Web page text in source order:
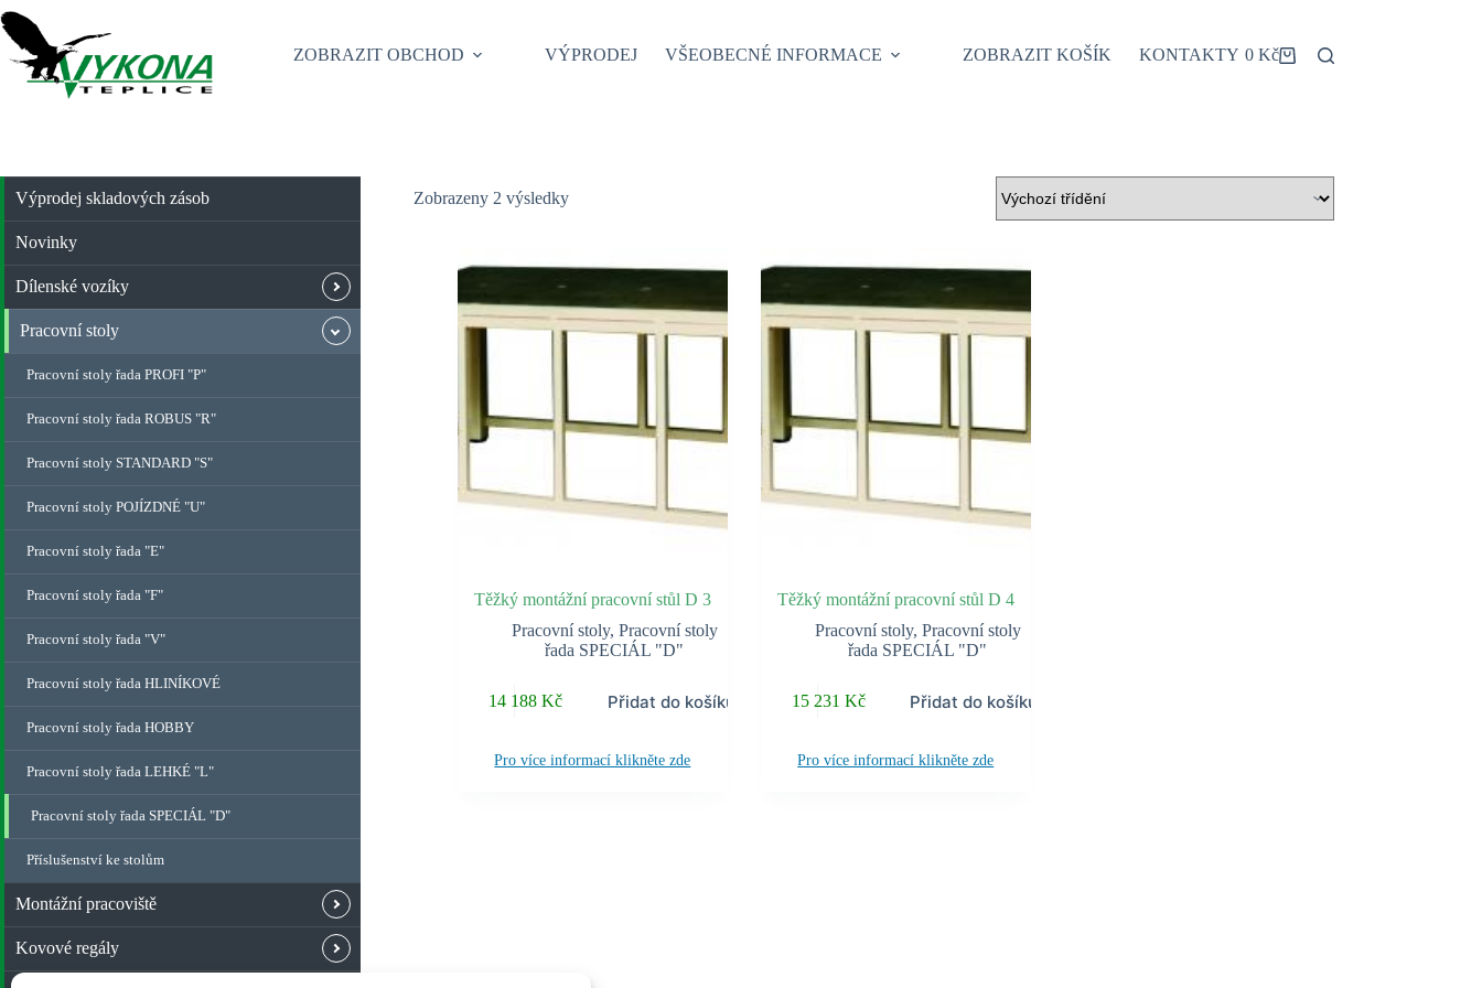
Skip
to
content
ZOBRAZIT OBCHOD VÝPRODEJ VŠEOBECNÉ INFORMACE ZOBRAZIT KOŠÍK KONTAKTYShopping
0 Kč
Zobrazeny 2 výsledky
Těžký montážní pracovní stůl D 3
Pracovní stoly, Pracovní stoly
řada SPECIÁL "D"
14 188 Kč Přidat do košíku
Pro více informací klikněte zde
Těžký montážní pracovní stůl D 4
Pracovní stoly, Pracovní stoly
řada SPECIÁL "D"
15 231 Kč Přidat do košíku
Pro více informací klikněte zde
Výprodej skladových zásob
Novinky
Dílenské vozíky
Pracovní stoly
Pracovní stoly řada PROFI "P"
Pracovní stoly řada ROBUS "R"
Pracovní stoly STANDARD "S"
Pracovní stoly POJÍZDNÉ "U"
Pracovní stoly řada "E"
Pracovní stoly řada "F"
Pracovní stoly řada "V"
Pracovní stoly řada HLINÍKOVÉ
Pracovní stoly řada HOBBY
Pracovní stoly řada LEHKÉ "L"
Pracovní stoly řada SPECIÁL "D"
Příslušenství ke stolům
Montážní pracoviště
Kovové regály